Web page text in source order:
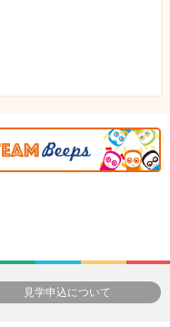
見学申込について